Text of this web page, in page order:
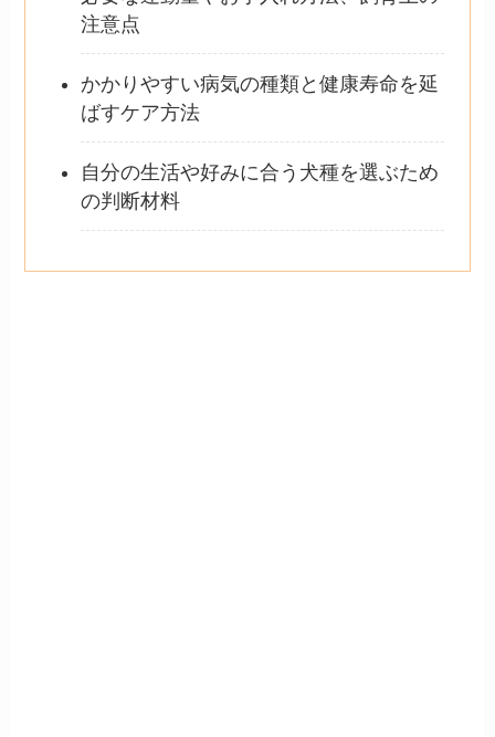
注意点
かかりやすい病気の種類と健康寿命を延
ばすケア方法
自分の生活や好みに合う犬種を選ぶため
の判断材料